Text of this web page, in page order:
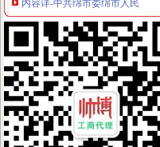
东华软件：发行股份购买资产报
桑乐金（）发行股票出具法律意
童家桥办税务登记证
已开店,想办税务登记证询问需
合伙制企业办理税务登记证是否
办税务登记证需要哪些手续【阿
栖霞建设_招股说明书
【图】沙坪坝童家桥工商代办公
双碑办税务登记证